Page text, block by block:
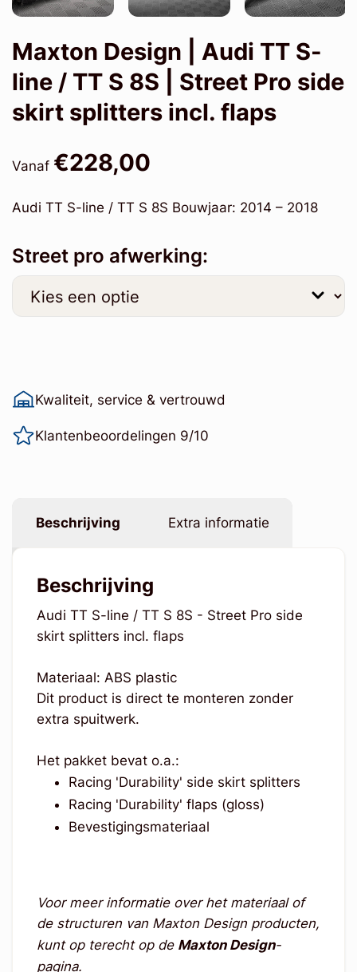
Maxton Design | Audi TT S-
line / TT S 8S | Street Pro side
skirt splitters incl. flaps
Vanaf €228,00
Audi TT S-line / TT S 8S Bouwjaar: 2014 – 2018
Street pro afwerking:
Kwaliteit, service & vertrouwd
Klantenbeoordelingen 9/10
Beschrijving Extra informatie
Beschrijving
Audi TT S-line / TT S 8S - Street Pro side
skirt splitters incl. flaps
Materiaal: ABS plastic
Dit product is direct te monteren zonder
extra spuitwerk.
Het pakket bevat o.a.:
Racing 'Durability' side skirt splitters
Racing 'Durability' flaps (gloss)
Bevestigingsmateriaal
Voor meer informatie over het materiaal of
de structuren van Maxton Design producten,
kunt op terecht op de Maxton Design-
pagina.